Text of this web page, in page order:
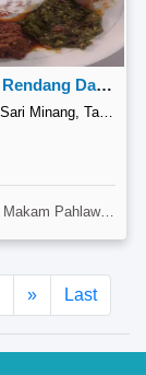
Nasi Pahe Rendang Daging
RM Padang Sari Minang, Taman Makam Pahlawan Kalibata
(pelataran Parkir Pojok), Kalibata, Jakarta
» Last